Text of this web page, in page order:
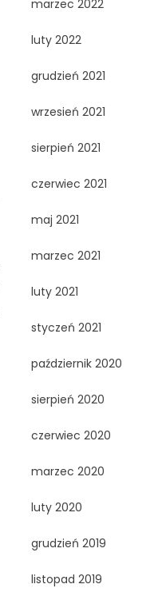
marzec 2022
luty 2022
grudzień 2021
wrzesień 2021
sierpień 2021
czerwiec 2021
maj 2021
marzec 2021
luty 2021
styczeń 2021
październik 2020
sierpień 2020
czerwiec 2020
marzec 2020
luty 2020
grudzień 2019
listopad 2019